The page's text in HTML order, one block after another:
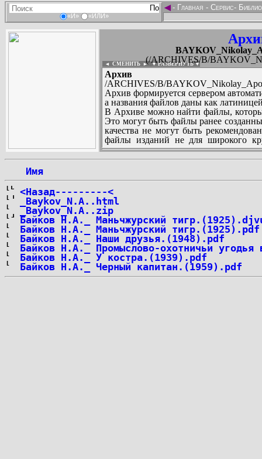
«И» «ИЛИ»
◄- Главная - Сервис-
(/ARCHIVES/B/
◄ СМЕНИТЬ ► |▼ РАЗВЕРНУТЬ ▼
Архив
/ARCHIVES/B/
Архив формируется сервером
а названия файлов даны как
В Архиве можно найти файлы,
Это могут быть файлы ранее
качества не могут быть
файлы изданий не для широкого
других стран и народов.
Имя
<Назад---------<
_Baykov_N.A..html
_Baykov_N.A..zip
Байков Н.А._ Маньчжурский
Байков Н.А._ Маньчжурский тигр.(1925).pdf
Байков Н.А._ Наши друзья.(1948).pdf
Байков Н.А._ Промыслово-охотничьи
Байков Н.А._ У костра.(1939).pdf
Байков Н.А._ Черный капитан.(1959).pdf